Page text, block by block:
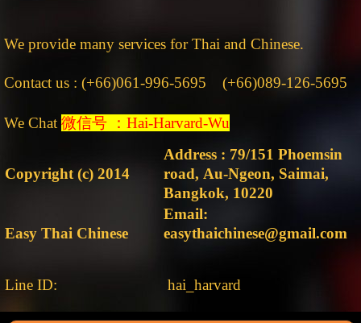
We provide many services for Thai and Chinese.
Contact us : (+66)061-996-5695 (+66)089-126-5695
We Chat 微信号 ：Hai-Harvard-Wu
Copyright (c) 2014
Address : 79/151 Phoemsin
road, Au-Ngeon, Saimai,
Bangkok, 10220
Easy Thai Chinese
Email:
easythaichinese@gmail.com
Line ID: hai_harvard